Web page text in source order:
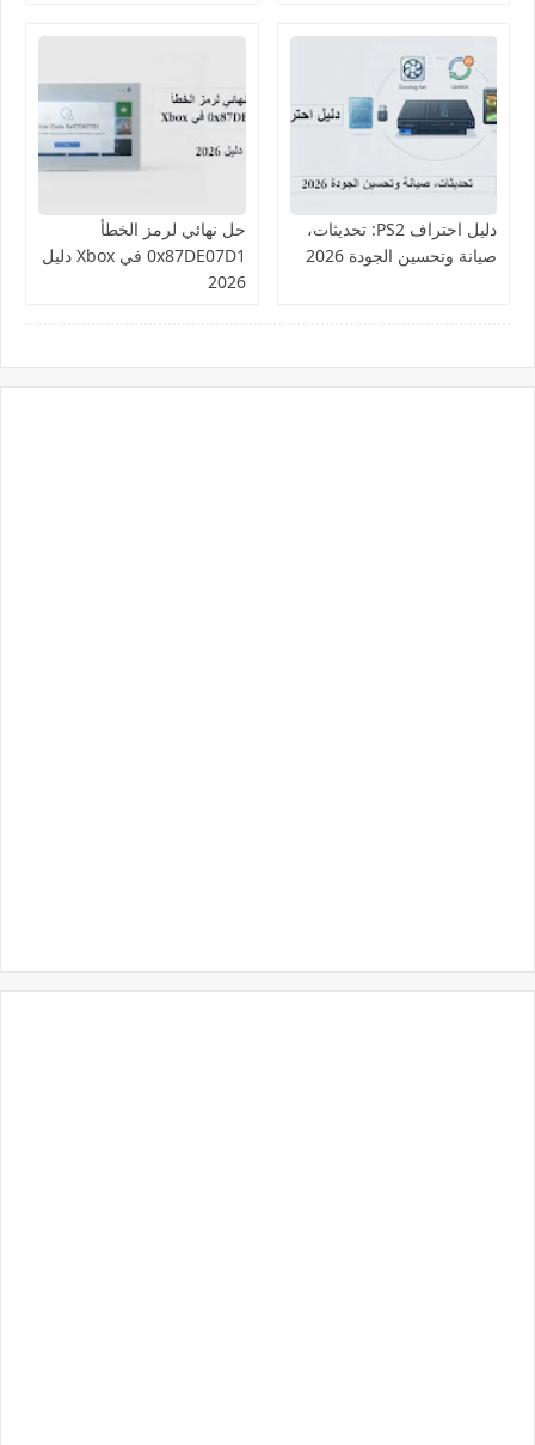
دليل احتراف PS2: تحديثات،
صيانة وتحسين الجودة 2026
حل نهائي لرمز الخطأ
0x87DE07D1 في Xbox دليل
2026